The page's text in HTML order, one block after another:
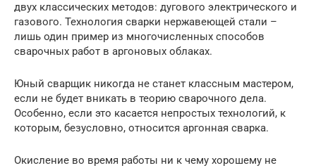
двух классических методов: дугового электрического и
газового. Технология сварки нержавеющей стали –
лишь один пример из многочисленных способов
сварочных работ в аргоновых облаках.
Юный сварщик никогда не станет классным мастером,
если не будет вникать в теорию сварочного дела.
Особенно, если это касается непростых технологий, к
которым, безусловно, относится аргонная сварка.
Окисление во время работы ни к чему хорошему не